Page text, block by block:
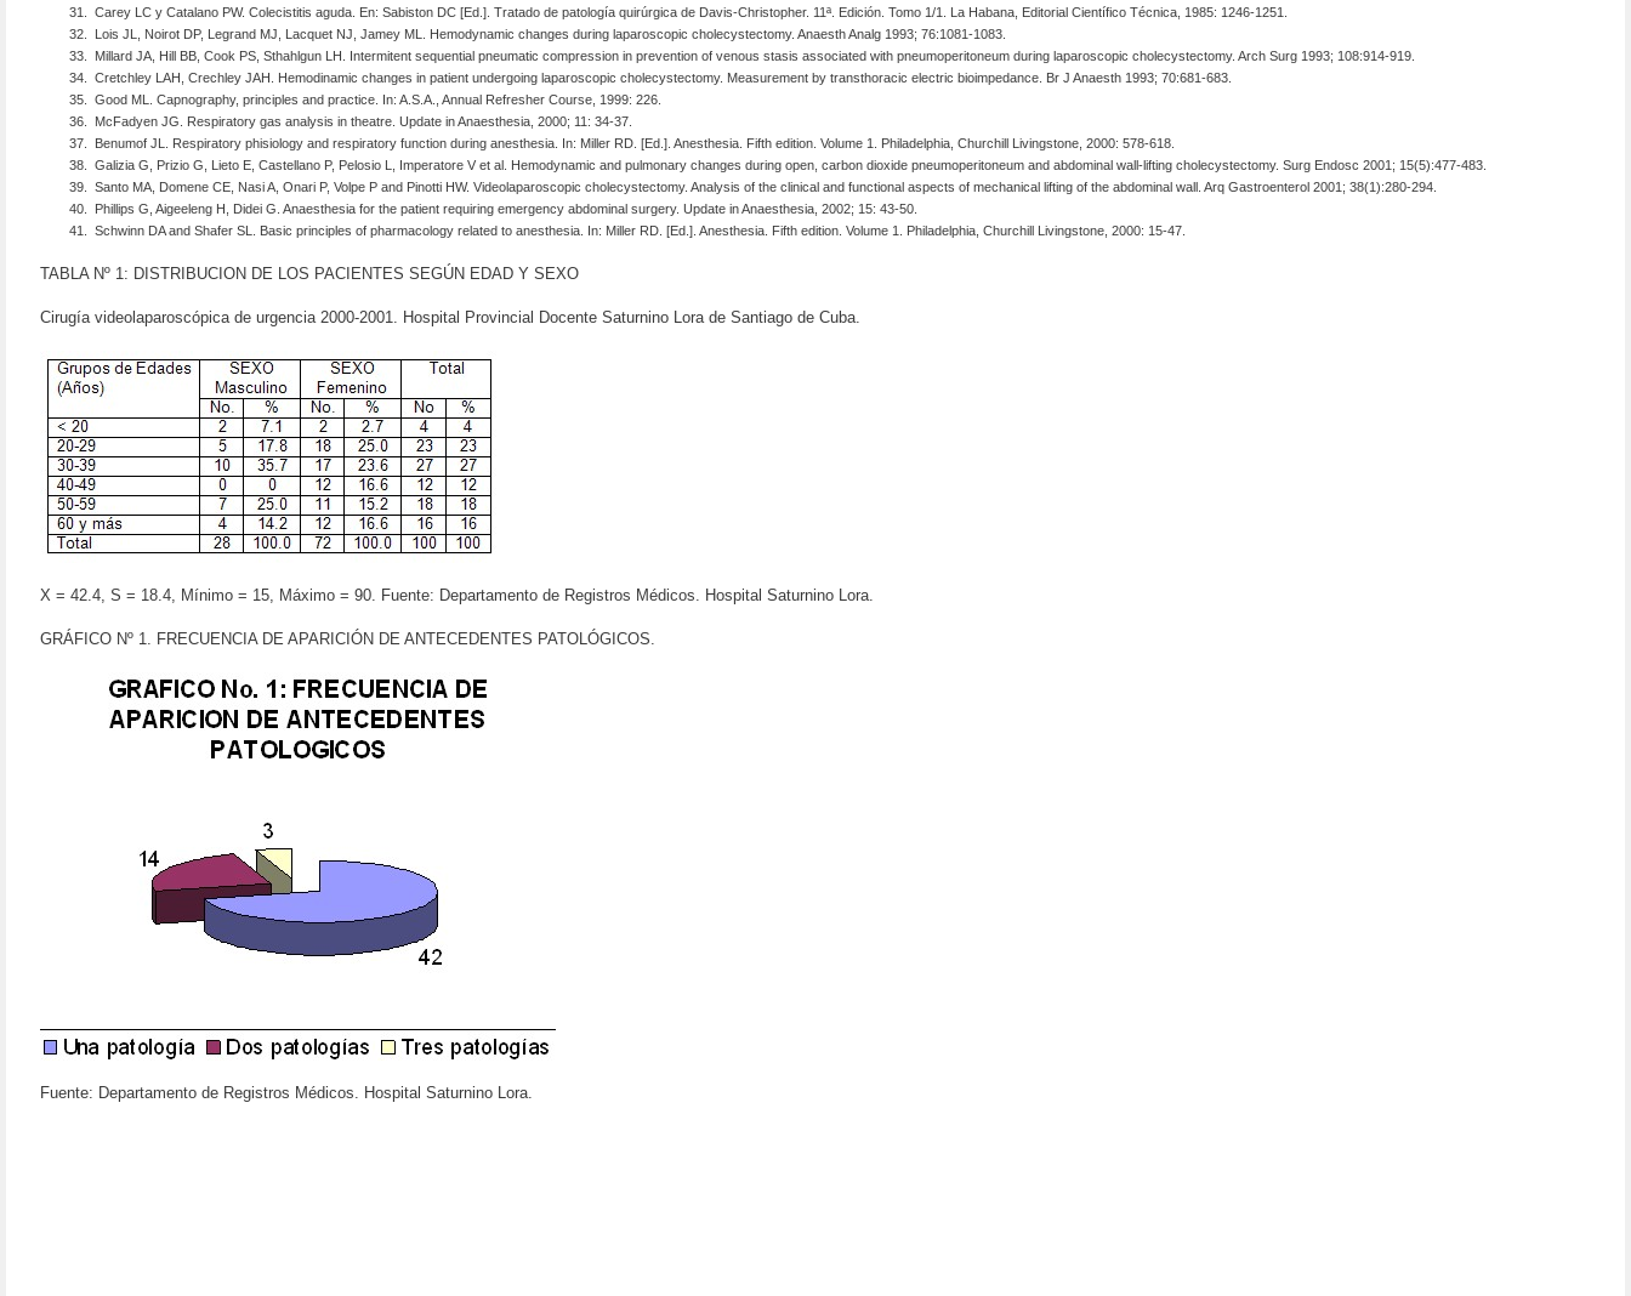
31.
Carey LC y Catalano PW. Colecistitis aguda. En: Sabiston DC [Ed.]. Tratado de patología quirúrgica de Davis-Christopher. 11ª. Edición. Tomo 1/1. La Habana, Editorial Científico Técnica, 1985: 1246-1251.
32.
Lois JL, Noirot DP, Legrand MJ, Lacquet NJ, Jamey ML. Hemodynamic changes during laparoscopic cholecystectomy. Anaesth Analg 1993; 76:1081-1083.
33.
Millard JA, Hill BB, Cook PS, Sthahlgun LH. Intermitent sequential pneumatic compression in prevention of venous stasis associated with pneumoperitoneum during laparoscopic cholecystectomy. Arch Surg 1993; 108:914-919.
34.
Cretchley LAH, Crechley JAH. Hemodinamic changes in patient undergoing laparoscopic cholecystectomy. Measurement by transthoracic electric bioimpedance. Br J Anaesth 1993; 70:681-683.
35.
Good ML. Capnography, principles and practice. In: A.S.A., Annual Refresher Course, 1999: 226.
36.
McFadyen JG. Respiratory gas analysis in theatre. Update in Anaesthesia, 2000; 11: 34-37.
37.
Benumof JL. Respiratory phisiology and respiratory function during anesthesia. In: Miller RD. [Ed.]. Anesthesia. Fifth edition. Volume 1. Philadelphia, Churchill Livingstone, 2000: 578-618.
38.
Galizia G, Prizio G, Lieto E, Castellano P, Pelosio L, Imperatore V et al. Hemodynamic and pulmonary changes during open, carbon dioxide pneumoperitoneum and abdominal wall-lifting cholecystectomy. Surg Endosc 2001; 15(5):477-483.
39.
Santo MA, Domene CE, Nasi A, Onari P, Volpe P and Pinotti HW. Videolaparoscopic cholecystectomy. Analysis of the clinical and functional aspects of mechanical lifting of the abdominal wall. Arq Gastroenterol 2001; 38(1):280-294.
40.
Phillips G, Aigeeleng H, Didei G. Anaesthesia for the patient requiring emergency abdominal surgery. Update in Anaesthesia, 2002; 15: 43-50.
41.
Schwinn DA and Shafer SL. Basic principles of pharmacology related to anesthesia. In: Miller RD. [Ed.]. Anesthesia. Fifth edition. Volume 1. Philadelphia, Churchill Livingstone, 2000: 15-47.
TABLA Nº 1: DISTRIBUCION DE LOS PACIENTES SEGÚN EDAD Y SEXO
Cirugía videolaparoscópica de urgencia 2000-2001. Hospital Provincial Docente Saturnino Lora de Santiago de Cuba.
X = 42.4, S = 18.4, Mínimo = 15, Máximo = 90. Fuente: Departamento de Registros Médicos. Hospital Saturnino Lora.
GRÁFICO Nº 1. FRECUENCIA DE APARICIÓN DE ANTECEDENTES PATOLÓGICOS.
Fuente: Departamento de Registros Médicos. Hospital Saturnino Lora.